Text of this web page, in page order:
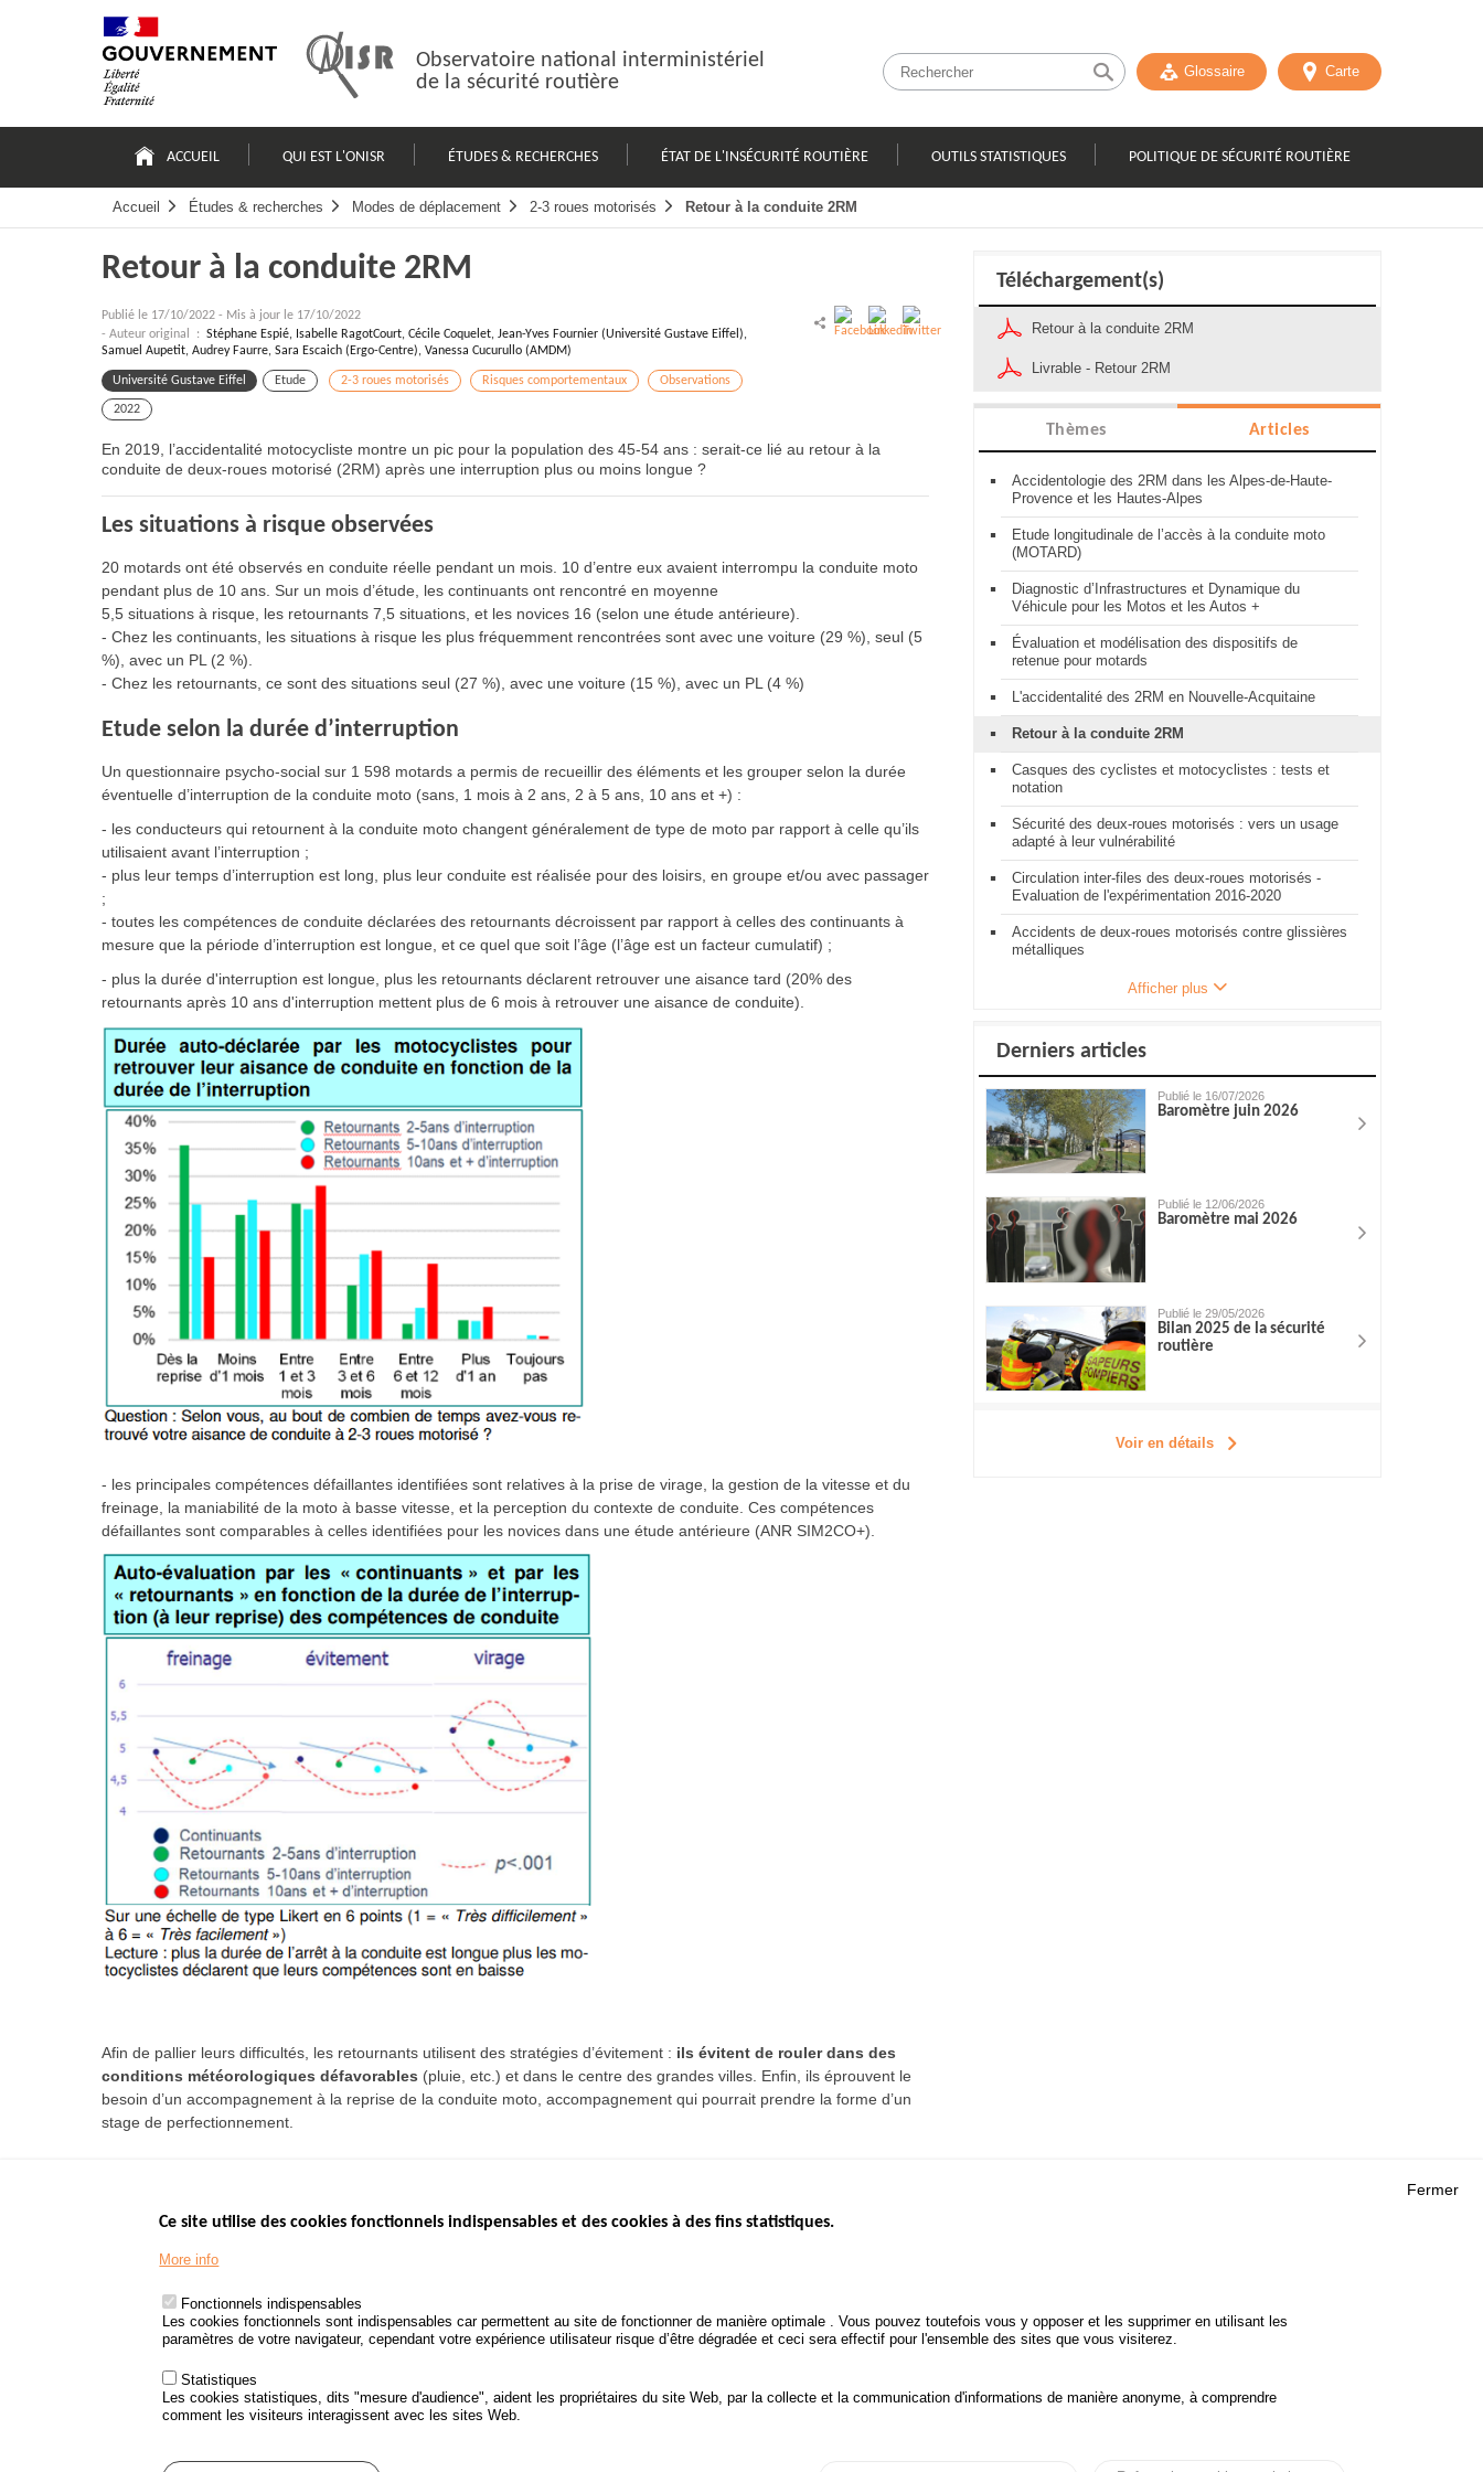
Observatoire national interministériel
de la sécurité routière
Glossaire Carte
principale
ACCUEIL QUI EST L'ONISR ÉTUDES & RECHERCHES ÉTAT DE L'INSÉCURITÉ ROUTIÈRE OUTILS STATISTIQUES POLITIQUE DE SÉCURITÉ ROUTIÈRE
Accueil Études & recherches Modes de déplacement 2-3 roues motorisés Retour à la conduite 2RM
Retour à la conduite 2RM
Publié le 17/10/2022 - Mis à jour le 17/10/2022
- Auteur original : Stéphane Espié, Isabelle RagotCourt, Cécile Coquelet, Jean-Yves Fournier (Université Gustave Eiffel),
Samuel Aupetit, Audrey Faurre, Sara Escaich (Ergo-Centre), Vanessa Cucurullo (AMDM)
Université Gustave Eiffel Etude 2-3 roues motorisés Risques comportementaux Observations
2022
En 2019, l’accidentalité motocycliste montre un pic pour la population des 45-54 ans : serait-ce lié au retour à la
conduite de deux-roues motorisé (2RM) après une interruption plus ou moins longue ?
Les situations à risque observées
20 motards ont été observés en conduite réelle pendant un mois. 10 d’entre eux avaient interrompu la conduite moto
pendant plus de 10 ans. Sur un mois d’étude, les continuants ont rencontré en moyenne
5,5 situations à risque, les retournants 7,5 situations, et les novices 16 (selon une étude antérieure).
- Chez les continuants, les situations à risque les plus fréquemment rencontrées sont avec une voiture (29 %), seul (5
%), avec un PL (2 %).
- Chez les retournants, ce sont des situations seul (27 %), avec une voiture (15 %), avec un PL (4 %)
Etude selon la durée d’interruption
Un questionnaire psycho-social sur 1 598 motards a permis de recueillir des éléments et les grouper selon la durée
éventuelle d’interruption de la conduite moto (sans, 1 mois à 2 ans, 2 à 5 ans, 10 ans et +) :
- les conducteurs qui retournent à la conduite moto changent généralement de type de moto par rapport à celle qu’ils
utilisaient avant l’interruption ;
- plus leur temps d’interruption est long, plus leur conduite est réalisée pour des loisirs, en groupe et/ou avec passager
;
- toutes les compétences de conduite déclarées des retournants décroissent par rapport à celles des continuants à
mesure que la période d’interruption est longue, et ce quel que soit l’âge (l’âge est un facteur cumulatif) ;
- plus la durée d'interruption est longue, plus les retournants déclarent retrouver une aisance tard (20% des
retournants après 10 ans d'interruption mettent plus de 6 mois à retrouver une aisance de conduite).
- les principales compétences défaillantes identifiées sont relatives à la prise de virage, la gestion de la vitesse et du
freinage, la maniabilité de la moto à basse vitesse, et la perception du contexte de conduite. Ces compétences
défaillantes sont comparables à celles identifiées pour les novices dans une étude antérieure (ANR SIM2CO+).
Afin de pallier leurs difficultés, les retournants utilisent des stratégies d’évitement : ils évitent de rouler dans des
conditions météorologiques défavorables (pluie, etc.) et dans le centre des grandes villes. Enfin, ils éprouvent le
besoin d’un accompagnement à la reprise de la conduite moto, accompagnement qui pourrait prendre la forme d’un
stage de perfectionnement.
Téléchargement(s)
Retour à la conduite 2RM
Livrable - Retour 2RM
Thèmes Articles
Accidentologie des 2RM dans les Alpes-de-Haute-
Provence et les Hautes-Alpes
Etude longitudinale de l’accès à la conduite moto
(MOTARD)
Diagnostic d’Infrastructures et Dynamique du
Véhicule pour les Motos et les Autos +
Évaluation et modélisation des dispositifs de
retenue pour motards
L'accidentalité des 2RM en Nouvelle-Acquitaine
Retour à la conduite 2RM
Casques des cyclistes et motocyclistes : tests et
notation
Sécurité des deux-roues motorisés : vers un usage
adapté à leur vulnérabilité
Circulation inter-files des deux-roues motorisés -
Evaluation de l'expérimentation 2016-2020
Accidents de deux-roues motorisés contre glissières
métalliques
Afficher plus
Derniers articles
Publié le 16/07/2026
Baromètre juin 2026
Publié le 12/06/2026
Baromètre mai 2026
Publié le 29/05/2026
Bilan 2025 de la sécurité
routière
Voir en détails
www.legifrance.gouv.fr
www.service-public.fr
Bilan annuel des infractions
ACCIDENTS DE LA ROUTE
POLITIQUE DE SÉCURITÉ
ROUTIÈRE
Fermer
Ce site utilise des cookies fonctionnels indispensables et des cookies à des fins statistiques.
More info
Fonctionnels indispensables
Les cookies fonctionnels sont indispensables car permettent au site de fonctionner de manière optimale . Vous pouvez toutefois vous y opposer et les supprimer en utilisant les
paramètres de votre navigateur, cependant votre expérience utilisateur risque d’être dégradée et ceci sera effectif pour l'ensemble des sites que vous visiterez.
Statistiques
Les cookies statistiques, dits "mesure d'audience", aident les propriétaires du site Web, par la collecte et la communication d'informations de manière anonyme, à comprendre
comment les visiteurs interagissent avec les sites Web.